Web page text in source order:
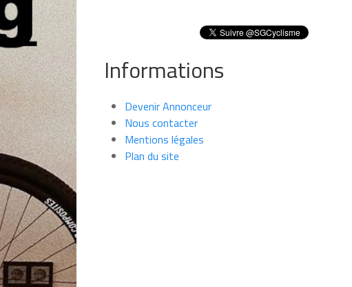
Informations
Devenir Annonceur
Nous contacter
Mentions légales
Plan du site